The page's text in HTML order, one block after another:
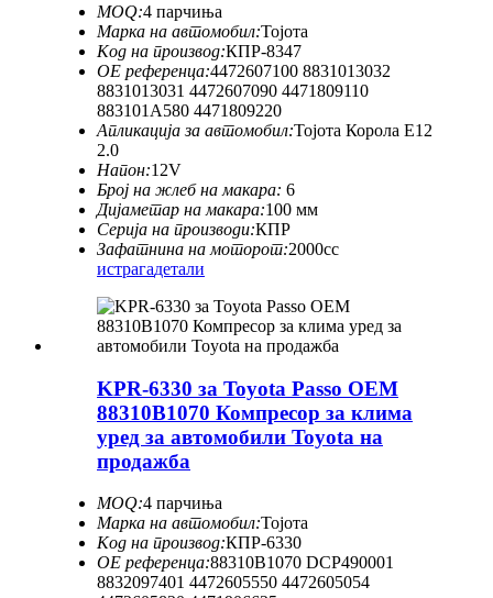
MOQ:4 парчиња
Марка на автомобил:Тојота
Код на производ:КПР-8347
ОЕ референца:4472607100 8831013032
8831013031 4472607090 4471809110
883101A580 4471809220
Апликација за автомобил:Тојота Корола E12
2.0
Напон:12V
Број на жлеб на макара: 6
Дијаметар на макара:100 мм
Серија на производи:КПР
Зафатнина на моторот:2000cc
истрагадетали
KPR-6330 за Toyota Passo OEM
88310B1070 Компресор за клима
уред за автомобили Toyota на
продажба
MOQ:4 парчиња
Марка на автомобил:Тојота
Код на производ:КПР-6330
ОЕ референца:88310B1070 DCP490001
8832097401 4472605550 4472605054